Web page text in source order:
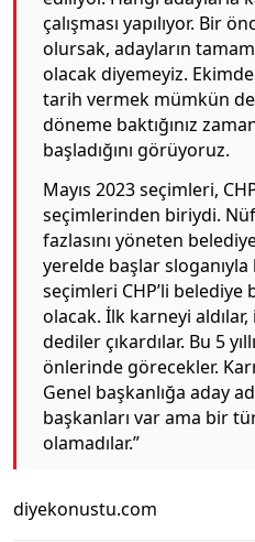
çalışması yapılıyor. Bir
olursak, adayların
olacak diyemeyiz.
tarih vermek mümkün
döneme baktığınız
başladığını görüyoruz.
Mayıs 2023 seçimleri,
seçimlerinden biriydi.
fazlasını yöneten
yerelde başlar sloganıyla
seçimleri CHP’li belediye
olacak. İlk karneyi aldılar,
dediler çıkardılar. Bu 5
önlerinde görecekler.
Genel başkanlığa aday
başkanları var ama bir
olamadılar.”
diyekonustu.com